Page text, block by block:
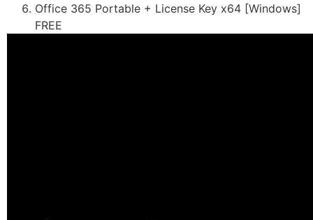
Office 365 Portable + License Key x64 [Windows]
FREE